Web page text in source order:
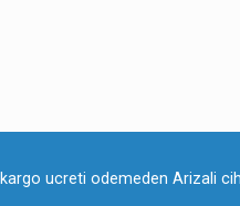
ucreti odemeden Arizali